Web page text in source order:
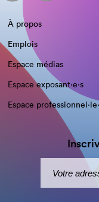
À propos
Emplois
Espace médias
Espace exposant·e⋅s
Espace